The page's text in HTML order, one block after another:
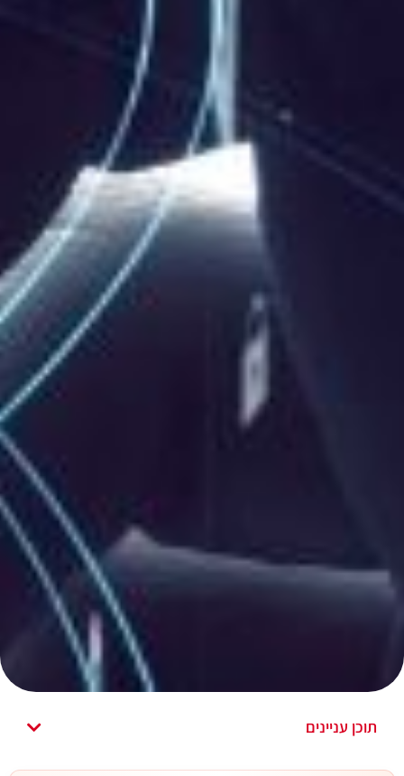
תוכן עניינים